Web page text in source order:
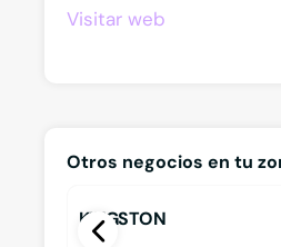
Visitar web
Otros negocios en tu
KINGSTON